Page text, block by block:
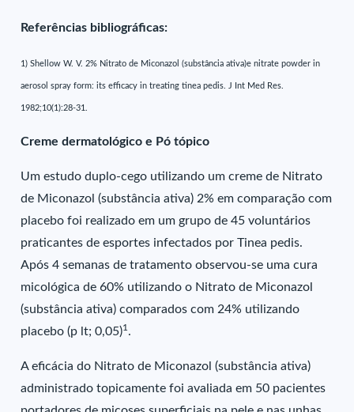
Referências bibliográficas:
1) Shellow W. V. 2% Nitrato de Miconazol (substância ativa)e nitrate powder in
aerosol spray form: its efficacy in treating tinea pedis. J Int Med Res.
1982;10(1):28-31.
Creme dermatológico e Pó tópico
Um estudo duplo-cego utilizando um creme de Nitrato
de Miconazol (substância ativa) 2% em comparação com
placebo foi realizado em um grupo de 45 voluntários
praticantes de esportes infectados por Tinea pedis.
Após 4 semanas de tratamento observou-se uma cura
micológica de 60% utilizando o Nitrato de Miconazol
(substância ativa) comparados com 24% utilizando
placebo (p lt; 0,05)1 .
A eficácia do Nitrato de Miconazol (substância ativa)
administrado topicamente foi avaliada em 50 pacientes